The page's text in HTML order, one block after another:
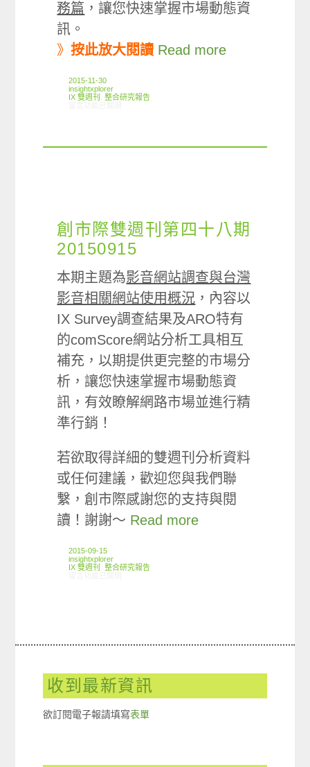
務篇 ，讓您快速掌握市場動態資
訊。
》按此放大閱讀 Read more
2015-11-30
insightxplorer
IX 雙週刊
,整合研究報告
創市際雙週刊第四十八期
20150915
本期主題為影音網站調查與台灣
影音相關網站使用概況 ，內容以
IX Survey調查結果及ARO特有
的comScore網站分析工具相互
補充，以期提供更完整的市場分
析，讓您快速掌握市場動態資
訊，有效瞭解網路市場並進行精
準行銷！
若欲取得詳細的雙週刊分析資料
或任何建議，歡迎您與我們聯
繫，創市際感謝您的支持與閱
讀！謝謝～ Read more
2015-09-15
insightxplorer
IX 雙週刊
,整合研究報告
收到最新資訊
欲訂閱電子報請填寫表單